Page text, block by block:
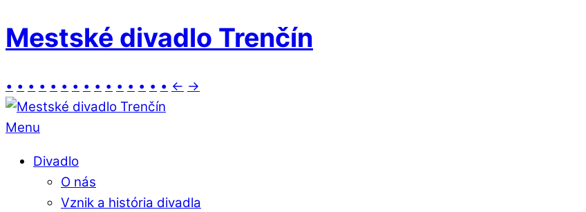
Mestské divadlo Trenčín
• • • • • • • • • • • • • • • ← →
Menu
Divadlo
O nás
Vznik a história divadla